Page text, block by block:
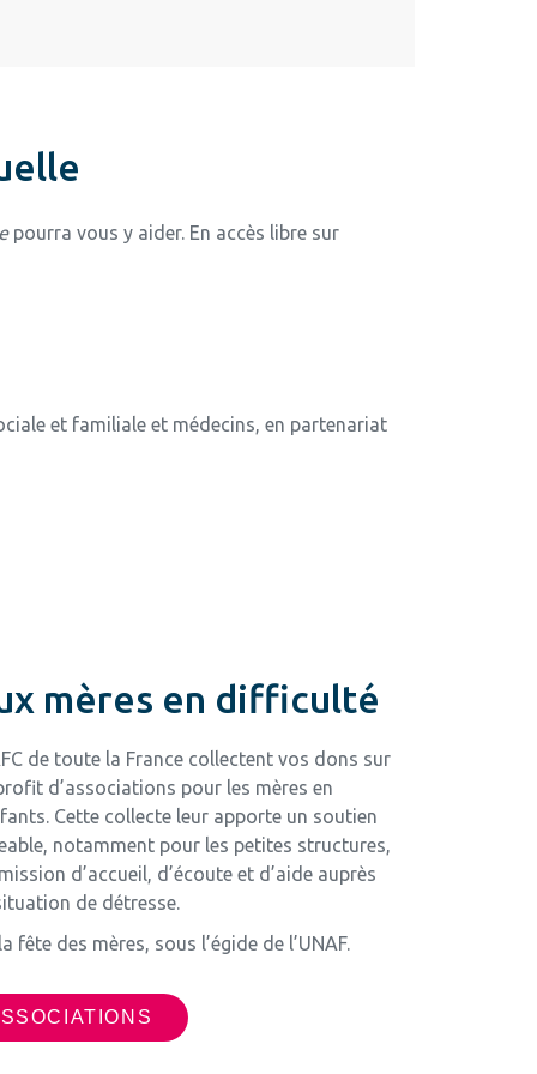
pourra vous y aider. En accès libre sur
et familiale et médecins, en partenariat
mères en difficulté
de toute la France collectent vos dons sur
d’associations pour les mères en
Cette collecte leur apporte un soutien
notamment pour les petites structures,
d’accueil, d’écoute et d’aide auprès
de détresse.
fête des mères, sous l’égide de l’UNAF.